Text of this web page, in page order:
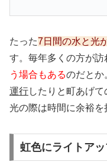
たった7日間の水と光
す。毎年多くの方が訪
う場合もあるのだとか
運行したりと町あげ
光の際は時間に余裕を
虹色にライトア